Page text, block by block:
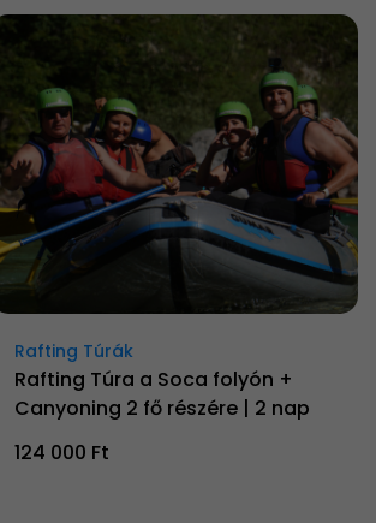
Rafting Túrák
Rafting Túra a Soca folyón +
Canyoning 2 fő részére | 2 nap
124 000 Ft